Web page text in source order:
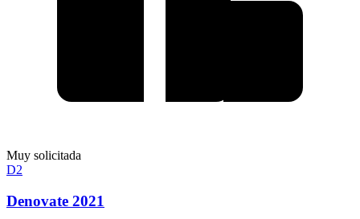
Muy solicitada
D2
Denovate 2021